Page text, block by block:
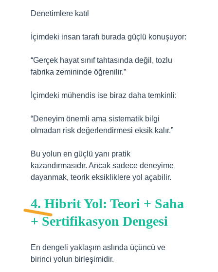
Denetimlere katıl
İçimdeki insan tarafı burada güçlü konuşuyor:
“Gerçek hayat sınıf tahtasında değil, tozlu
fabrika zemininde öğrenilir.”
İçimdeki mühendis ise biraz daha temkinli:
“Deneyim önemli ama sistematik bilgi
olmadan risk değerlendirmesi eksik kalır.”
Bu yolun en güçlü yanı pratik
kazandırmasıdır. Ancak sadece deneyime
dayanmak, teorik eksikliklere yol açabilir.
4. Hibrit Yol: Teori + Saha
+ Sertifikasyon Dengesi
En dengeli yaklaşım aslında üçüncü ve
birinci yolun birleşimidir.